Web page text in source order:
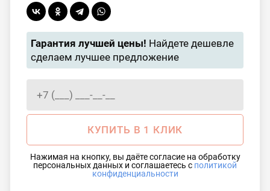
Гарантия лучшей цены! Найдете дешевле
сделаем лучшее предложение
КУПИТЬ В 1 КЛИК
Нажимая на кнопку, вы даёте согласие на обработку
персональных данных и соглашаетесь с политикой
конфиденциальности